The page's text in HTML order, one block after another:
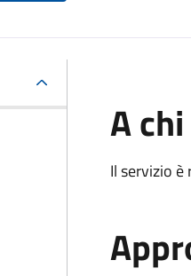
A
Il servizio